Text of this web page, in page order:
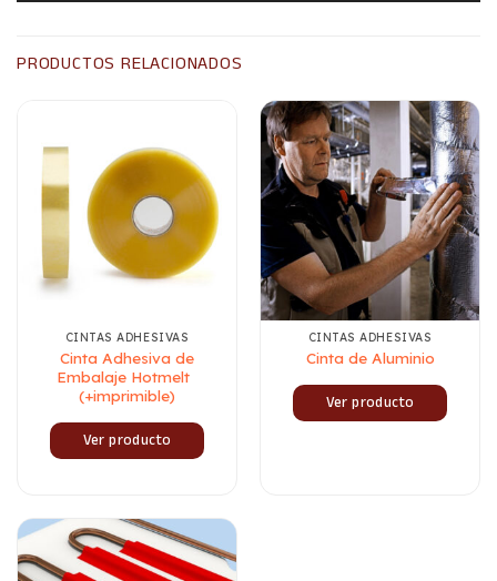
PRODUCTOS RELACIONADOS
CINTAS ADHESIVAS
Cinta Adhesiva de
Embalaje Hotmelt
(+imprimible)
Ver producto
CINTAS ADHESIVAS
Cinta de Aluminio
Ver producto